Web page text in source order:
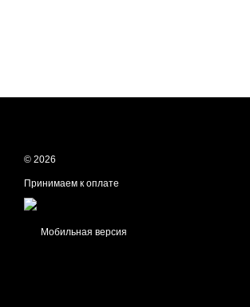
© 2026
Принимаем к оплате
Мобильная версия